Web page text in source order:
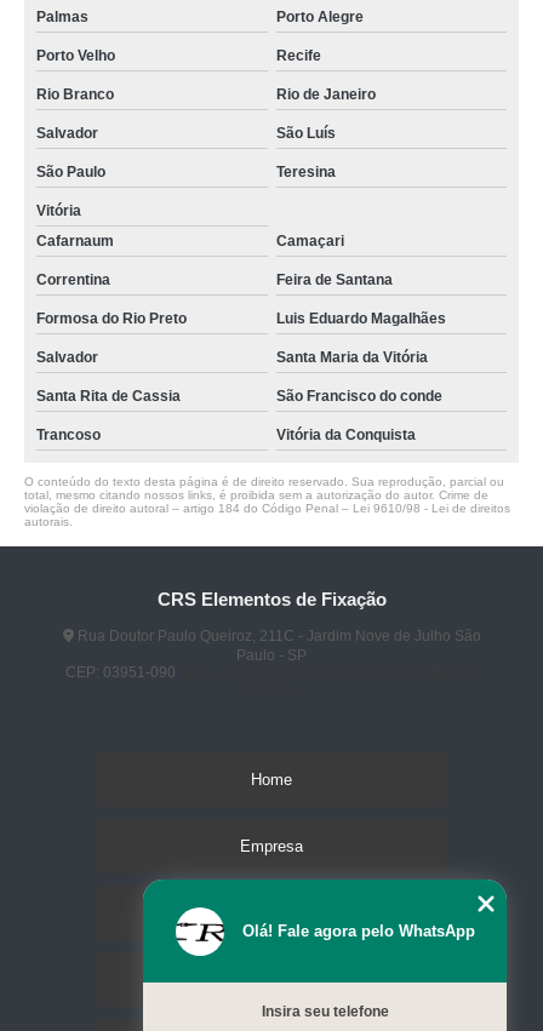
Palmas Porto Alegre
Porto Velho Recife
Rio Branco Rio de Janeiro
Salvador São Luís
São Paulo Teresina
Vitória
Cafarnaum
Camaçari
Correntina Feira de Santana
Formosa do Rio Preto Luis Eduardo Magalhães
Salvador Santa Maria da Vitória
Santa Rita de Cassia São Francisco do conde
Trancoso Vitória da Conquista
O conteúdo do texto desta página é de direito reservado. Sua reprodução, parcial ou
total, mesmo citando nossos links, é proibida sem a autorização do autor. Crime de
violação de direito autoral – artigo 184 do Código Penal – Lei 9610/98 - Lei de direitos
autorais
CRS Elementos de Fixação
Rua Doutor Paulo Queiroz, 211C - Jardim Nove de Julho São
Paulo - SP
CEP: 03951-090
Home
Empresa
Serviços
Olá! Fale agora pelo WhatsApp
Insira seu telefone